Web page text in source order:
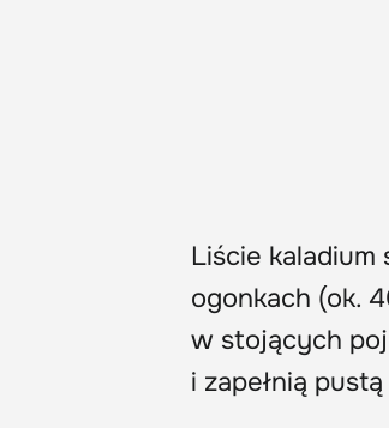
Liście
ogonkach (ok.
w stojących
i zapełnią